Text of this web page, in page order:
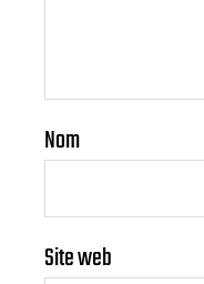
Nom
Site web